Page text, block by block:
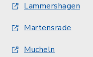
Lammershagen
Martensrade
Mucheln